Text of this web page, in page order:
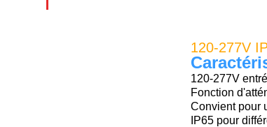
120-277V
120-277V
Fonction
Convient pour
IP65 pour